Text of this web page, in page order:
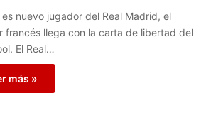
es nuevo jugador del Real Madrid, el
francés llega con la carta de libertad del
El Real…
más »